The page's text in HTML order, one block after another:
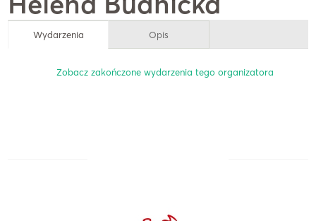
Wydarzenia Opis
Zobacz zakończone wydarzenia tego organizatora